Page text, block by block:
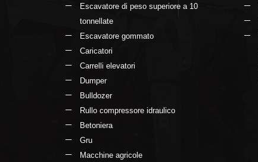
Escavatore di peso superiore a 10
tonnellate
Escavatore gommato
Caricatori
Carrelli elevatori
Dumper
Bulldozer
Rullo compressore idraulico
Betoniera
Gru
Macchine agricole